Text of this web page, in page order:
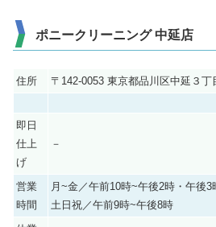
ポニークリーニング 中延店
住所 〒142-0053 東京都品川区中延３
即日
仕上
げ
－
営業
時間
月~金／午前10時~午後2時・午後3
土日祝／午前9時~午後8時